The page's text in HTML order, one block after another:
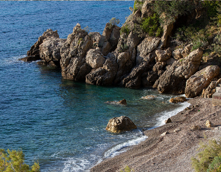
DER STRAND TEMPLUŽ
Der StrandTempluž liegt mit unserem schnellen Taxi-Boot nur
wenige Minuten von Komiža entfernt. Das ist ein FKK-Strand,
zum Teil mit Kiefern bewachsen.
x